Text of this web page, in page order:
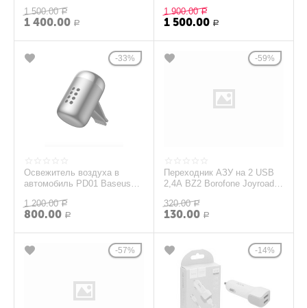
1 500.00 Р
1 400.00 Р
1 900.00 Р
1 500.00 Р
33%
Освежитель воздуха в
автомобиль PD01 Baseus
1 200.00 Р
800.00 Р
59%
Переходник АЗУ на 2 USB
2,4A BZ2 Borofone Joyroad
320.00 Р
130.00 Р
57% 14%